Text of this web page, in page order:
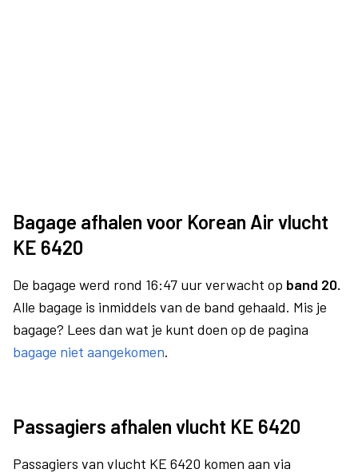
Bagage afhalen voor Korean Air vlucht
KE 6420
De bagage werd rond 16:47 uur verwacht op band 20.
Alle bagage is inmiddels van de band gehaald. Mis je
bagage? Lees dan wat je kunt doen op de pagina
bagage niet aangekomen.
Passagiers afhalen vlucht KE 6420
Passagiers van vlucht KE 6420 komen aan via